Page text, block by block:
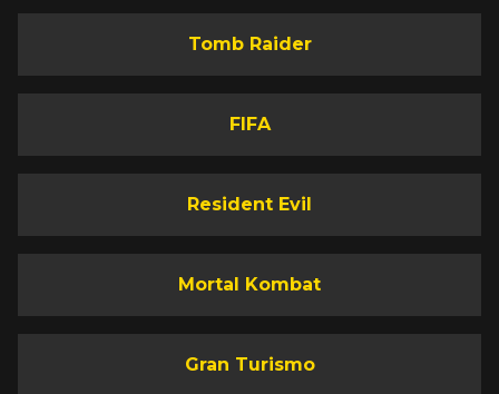
Tomb Raider
FIFA
Resident Evil
Mortal Kombat
Gran Turismo